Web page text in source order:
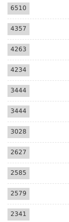
6510
4357
4263
4234
3444
3444
3028
2627
2585
2579
2341